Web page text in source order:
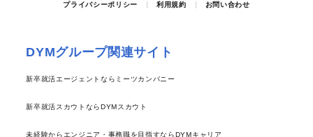
プライバシーポリシー
利用規約 お問い合わせ
DYMグループ関連サイト
新卒就活エージェントならミーツカンパニー
新卒就活スカウトならDYMスカウト
未経験からエンジニア・事務職を目指すならDYMキャリア